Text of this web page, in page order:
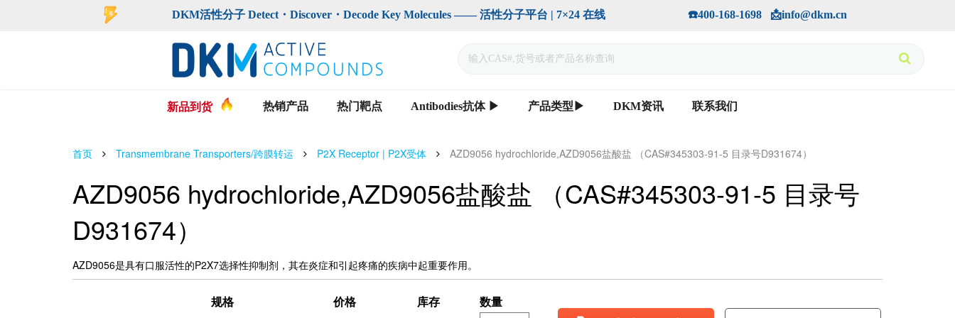
手机版
DKM活性分子 Detect・Discover・Decode Key Molecules —— 活性分子平台 | 7×24 在线                             ☎️400-168-1698   📩info@dkm.cn
新品到货 热销产品 热门靶点 Antibodies抗体 ▶ 产品类型▶ DKM资讯 联系我们
首页 Transmembrane Transporters/跨膜转运 P2X Receptor | P2X受体 AZD9056 hydrochloride,AZD9056盐酸盐 （CAS#345303-91-5 目录号D931674）
AZD9056 hydrochloride,AZD9056盐酸盐 （CAS#345303-91-5 目录号
D931674）
AZD9056是具有口服活性的P2X7选择性抑制剂，其在炎症和引起疼痛的疾病中起重要作用。
规格 价格 库存
数量